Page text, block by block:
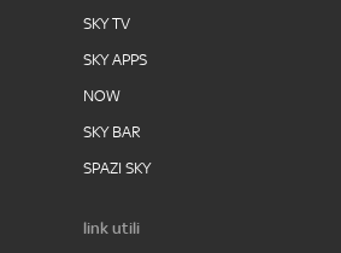
SKY TV
SKY APPS
NOW
SKY BAR
SPAZI SKY
link utili